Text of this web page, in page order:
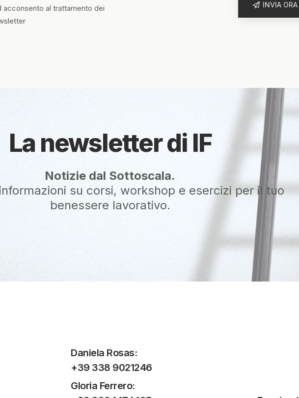
al trattamento dei
INVIA ORA
La newsletter di IF
Notizie dal Sottoscala.
su corsi, workshop e esercizi per il tuo
benessere lavorativo.
Daniela Rosas:
+39 338 9021246
Gloria Ferrero: